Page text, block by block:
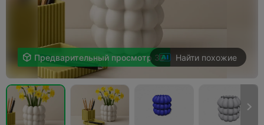
 Предварительный просмотр 3D Найти похожие
